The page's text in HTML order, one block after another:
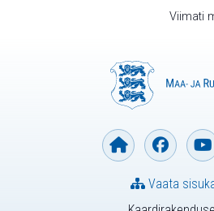
Viimati
Vaata